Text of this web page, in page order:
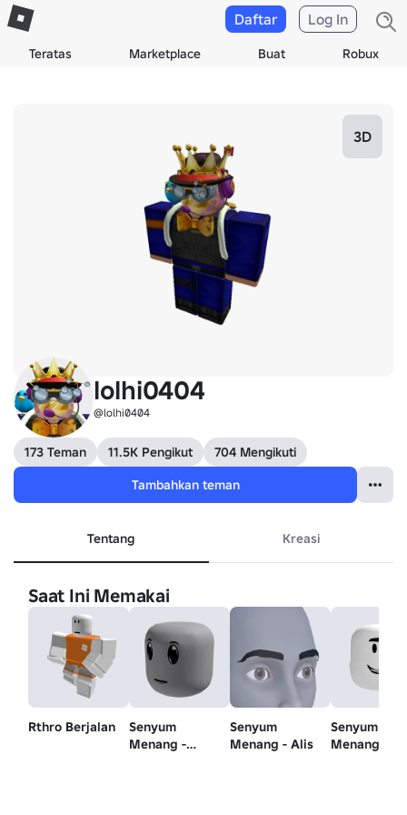
Teratas Marketplace Buat Robux
Daftar Log In
3D
lolhi0404
@lolhi0404
173 Teman 11.5K Pengikut
704 Mengikuti
Tambahkan teman
Tentang Kreasi
Saat Ini Memakai
Rthro Berjalan
Senyum
Menang -
Senyum
Menang - Alis
Senyum
Menang -